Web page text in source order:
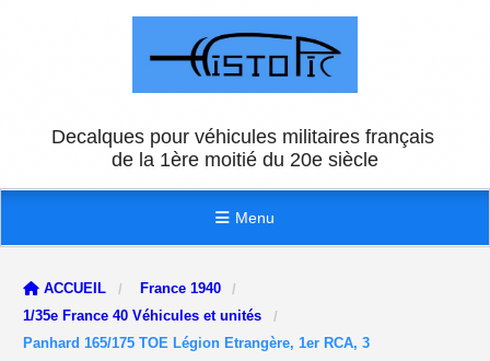
Decalques pour véhicules militaires français
de la 1ère moitié du 20e siècle
Menu
ACCUEIL
France 1940
1/35e France 40 Véhicules et unités
Panhard 165/175 TOE Légion Etrangère, 1er RCA, 3